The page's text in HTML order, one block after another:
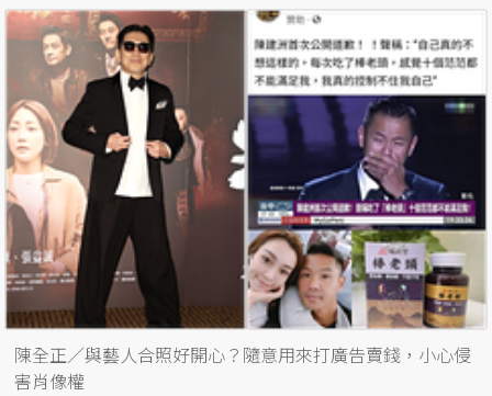
陳全正／與藝人合照好開心？隨意用來打廣告賣錢，小心侵
害肖像權